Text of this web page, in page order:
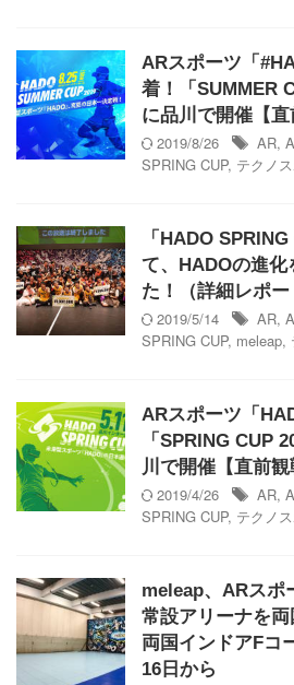
ARスポーツ「
着！「SUMMER
に品川で開催【直
2019/8/26
AR,
SPRING CUP, テクノ
「HADO
て、HADOの進化
た！（詳細レポー
2019/5/14
AR,
SPRING CUP, meleap,
ARスポーツ「
「SPRING CUP
川で開催【直前観
2019/4/26
AR,
SPRING CUP, テクノ
meleap、ARスポ
常設アリーナを
両国インドアFコ
16日から